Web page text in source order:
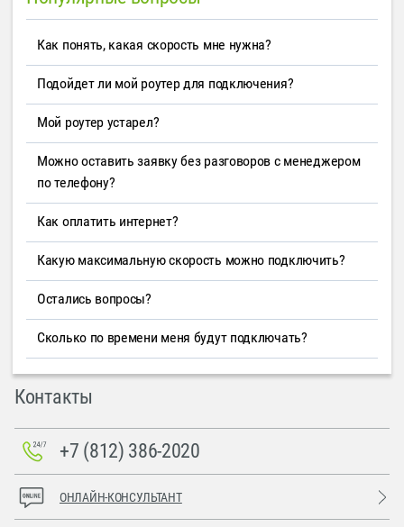
Как понять, какая скорость мне нужна?
Подойдет ли мой роутер для подключения?
Мой роутер устарел?
Можно оставить заявку без разговоров с менеджером
по телефону?
Как оплатить интернет?
Какую максимальную скорость можно подключить?
Остались вопросы?
Сколько по времени меня будут подключать?
Контакты
+7 (812) 386-2020
ОНЛАЙН-КОНСУЛЬТАНТ